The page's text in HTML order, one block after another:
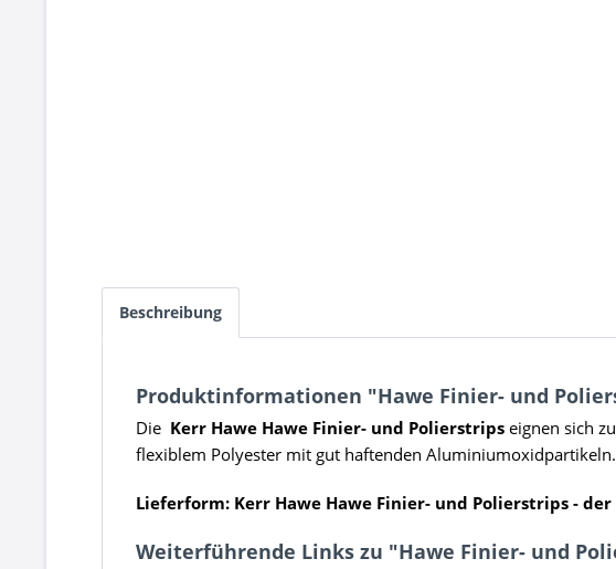
Beschreibung
Produktinformationen "Hawe Finier- und
Die Kerr Hawe Hawe Finier- und Polierstrips eignen sich
flexiblem Polyester mit gut haftenden Aluminiumoxidpartikeln.
Lieferform: Kerr Hawe Hawe Finier- und Polierstrips -
Weiterführende Links zu "Hawe Finier- und